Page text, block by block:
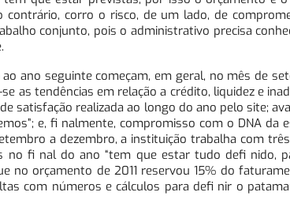
corro o risco, de um lado, de
conjunto, pois o administrativo precisa
ano seguinte começam, em geral, no mês de
as tendências em relação a crédito, liquidez e
satisfação realizada ao longo do ano pelo site;
e, fi nalmente, compromisso com o DNA da
a dezembro, a instituição trabalha com
no fi nal do ano “tem que estar tudo defi nido,
no orçamento de 2011 reservou 15% do
com números e cálculos para defi nir o